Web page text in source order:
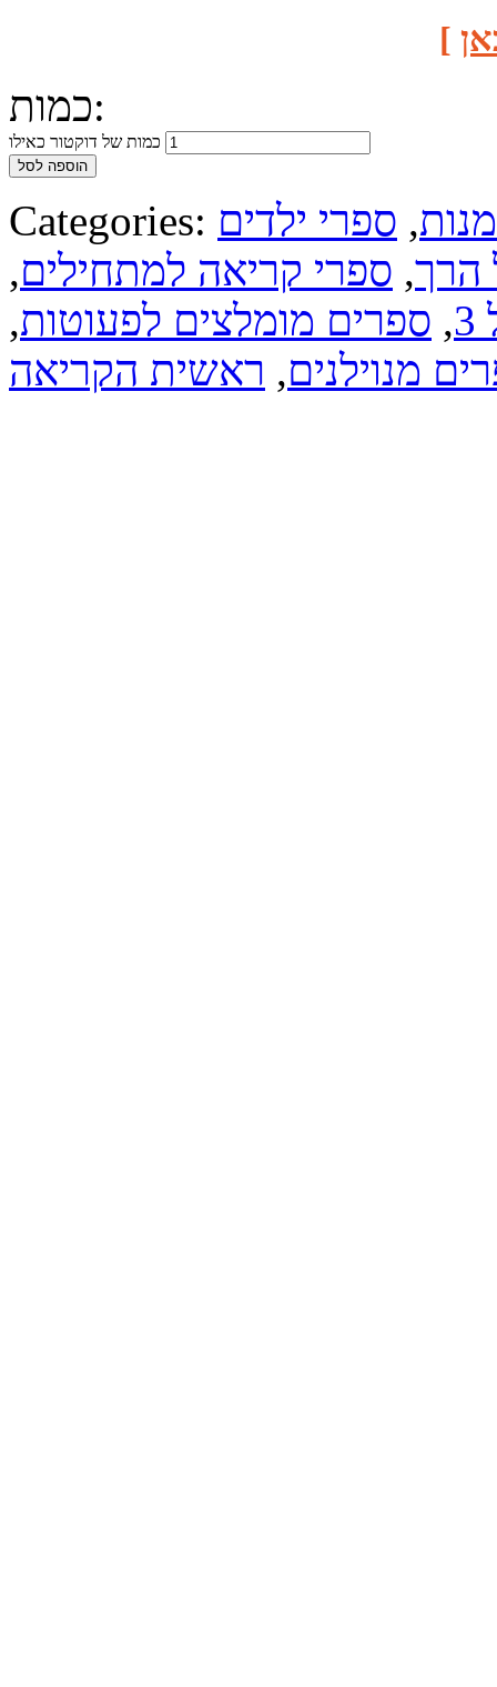
]
כמות:
כמות של דוקטור כאילו
הוספה לסל
Categories: , ספרי ילדים
הרך, ספרי קריאה למתחילים,
, ספרים מומלצים לפעוטות,
מנוילנים, ראשית הקריאה